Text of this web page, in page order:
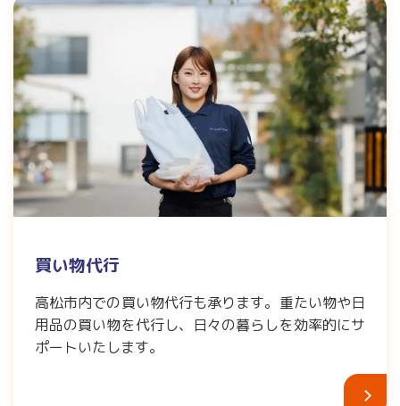
買い物代行
高松市内での買い物代行も承ります。重たい物や日
用品の買い物を代行し、日々の暮らしを効率的にサ
ポートいたします。